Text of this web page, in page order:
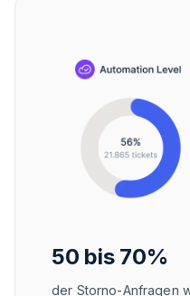
50 bis 70%
der Storno-Anfragen